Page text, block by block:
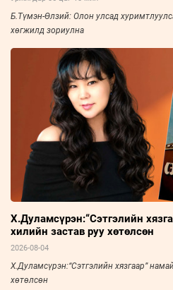
Б.Түмэн-Өлзий: Олон улсад
хөгжилд зориулна
Х.Дуламсүрэн:“Сэтгэлийн хязгаар”
хилийн застав руу хөтөлсөн
2026-08-04
Х.Дуламсүрэн:“Сэтгэлийн хязгаар” намайг алс хол хилийн застав
хөтөлсөн